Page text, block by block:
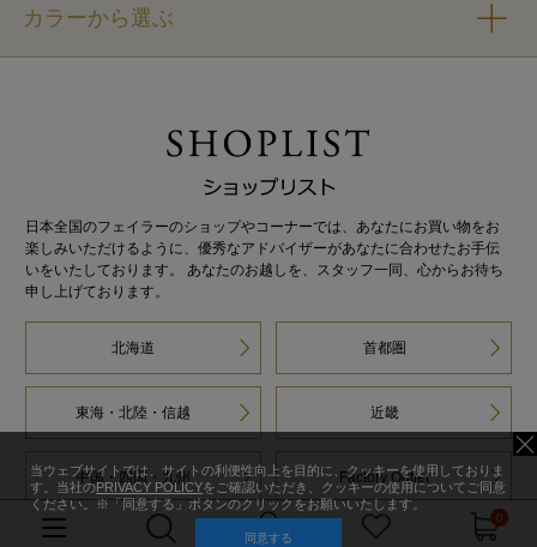
カラーから選ぶ
日本全国のフェイラーのショップやコーナーでは、あなたにお買い物をお
楽しみいただけるように、優秀なアドバイザーがあなたに合わせたお手伝
いをいたしております。 あなたのお越しを、スタッフ一同、心からお待ち
申し上げております。
北海道 首都圏
東海・北陸・信越 近畿
中国・四国・九州 Factory Outlet
0
当ウェブサイトでは、サイトの利便性向上を目的に、クッキーを使用しておりま
す。当社のPRIVACY POLICYをご確認いただき、クッキーの使用についてご同意
ください。※「同意する」ボタンのクリックをお願いいたします。
同意する